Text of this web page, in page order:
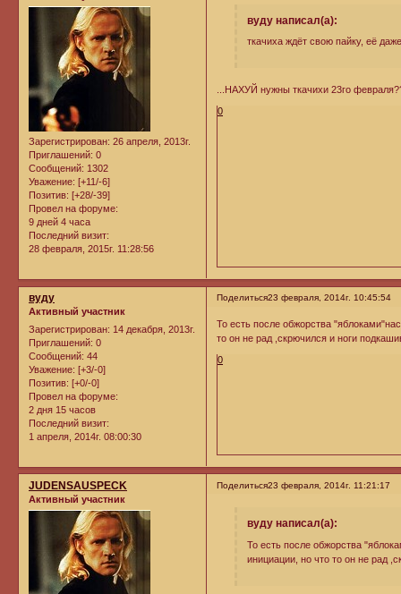
Зарегистрирован: 26 апреля, 2013г.
Приглашений: 0
Сообщений: 1302
Уважение: [+11/-6]
Позитив: [+28/-39]
Провел на форуме:
9 дней 4 часа
Последний визит:
28 февраля, 2015г. 11:28:56
вуду написал(а):
ткачиха ждёт свою пайку, её
...НАХУЙ нужны ткачихи 23го
0
Поделиться23 февраля, 2014г. 10:45:54
вуду
Активный участник
Зарегистрирован: 14 декабря, 2013г.
Приглашений: 0
Сообщений: 44
Уважение: [+3/-0]
Позитив: [+0/-0]
Провел на форуме:
2 дня 15 часов
Последний визит:
1 апреля, 2014г. 08:00:30
То есть после обжорства
то он не рад ,скрючился и ноги
0
Поделиться23 февраля, 2014г. 11:21:17
JUDENSAUSPECK
Активный участник
вуду написал(а):
То есть после обжорства
инициации, но что то он не рад